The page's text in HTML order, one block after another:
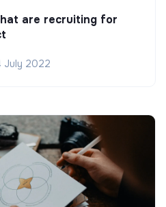
are recruiting for
July 2022